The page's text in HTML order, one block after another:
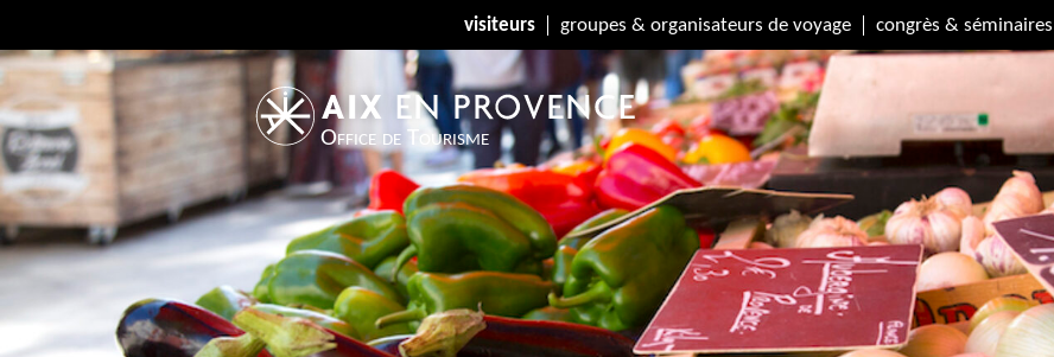
visiteurs groupes & organisateurs de voyage congrès & séminaires
Office de Tourisme